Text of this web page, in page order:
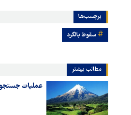
برچسب‌ها
سقوط بالگرد
مطالب بیشتر
عملیات جستجو